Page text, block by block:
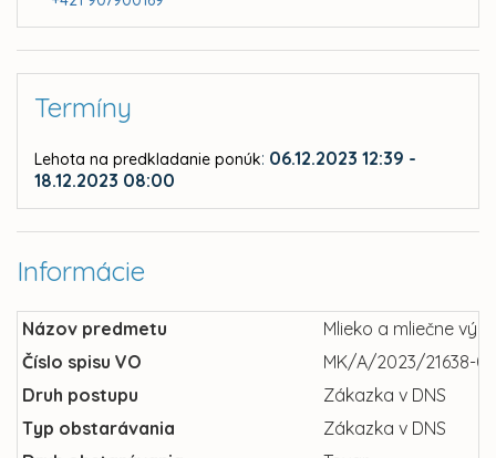
Termíny
Lehota na predkladanie ponúk: 06.12.2023 12:39 -
18.12.2023 08:00
Informácie
Názov predmetu
Mlieko a mliečne
Číslo spisu VO
MK/A/2023/21638-
Druh postupu
Zákazka v DNS
Typ obstarávania
Zákazka v DNS